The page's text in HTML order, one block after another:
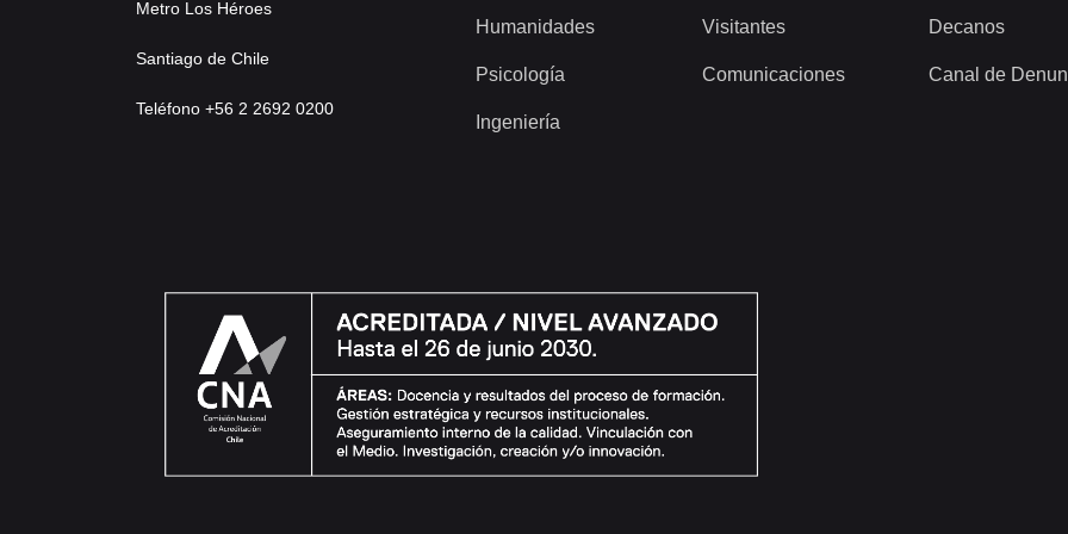
Metro Los Héroes
Santiago de Chile
Teléfono +56 2 2692 0200
Humanidades
Psicología
Ingeniería
Visitantes
Comunicaciones
Decanos
Canal de